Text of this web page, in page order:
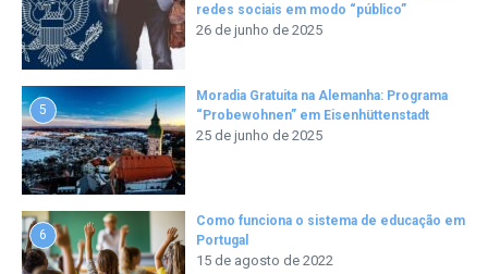
redes sociais em modo “público”
26 de junho de 2025
5
Moradia Gratuita na Alemanha: Programa
“Probewohnen” em Eisenhüttenstadt
25 de junho de 2025
6
Como funciona o sistema de educação em
Portugal
15 de agosto de 2022